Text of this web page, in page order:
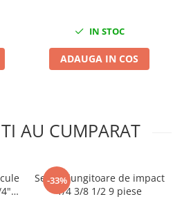
IN STOC
ADAUGA IN COS
AU CUMPARAT
-33%
Set prelungitoare de impact
1/4 3/8 1/2 9 piese